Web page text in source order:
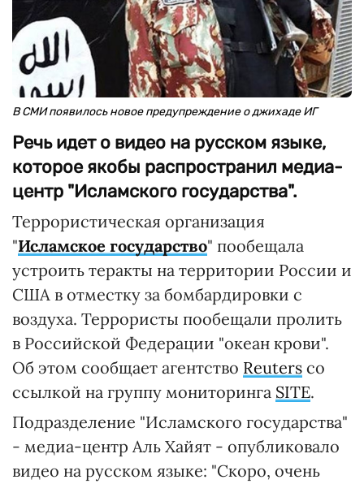
В СМИ появилось новое предупреждение о джихаде ИГ
Речь идет о видео на русском языке,
которое якобы распространил медиа-
центр "Исламского государства".
Террористическая организация
"Исламское государство" пообещала
устроить теракты на территории России и
США в отместку за бомбардировки с
воздуха. Террористы пообещали пролить
в Российской Федерации "океан крови".
Об этом сообщает агентство Reuters со
ссылкой на группу мониторинга SITE.
Подразделение "Исламского государства"
- медиа-центр Аль Хайят - опубликовало
видео на русском языке: "Скоро, очень